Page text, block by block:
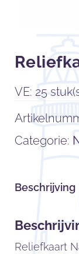
VE: 25
Categorie:
Beschrijving
Reliefkaart